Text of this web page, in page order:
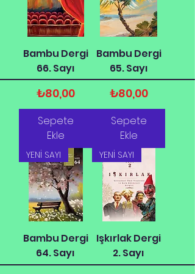
Bambu Dergi
66. Sayı
Fiyat
₺80,00
Sepete
Ekle
Bambu Dergi
65. Sayı
Fiyat
₺80,00
Sepete
Ekle
YENİ SAYI
Bambu Dergi
64. Sayı
YENİ SAYI
Işkırlak Dergi
2. Sayı